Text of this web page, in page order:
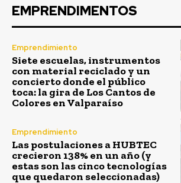
EMPRENDIMENTOS
Emprendimiento
Siete escuelas, instrumentos
con material reciclado y un
concierto donde el público
toca: la gira de Los Cantos de
Colores en Valparaíso
Emprendimiento
Las postulaciones a HUBTEC
crecieron 138% en un año (y
estas son las cinco tecnologías
que quedaron seleccionadas)